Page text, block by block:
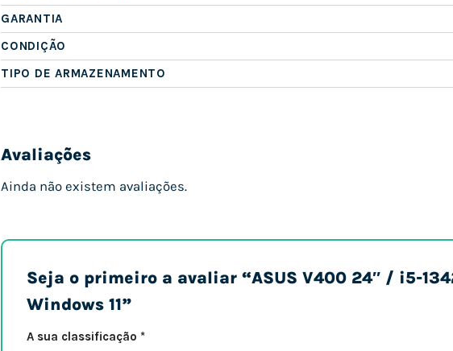
GARANTIA
CONDIÇÃO
TIPO DE ARMAZENAMENTO
Avaliações
Ainda não existem avaliações.
Seja o primeiro a avaliar “ASUS V400 24″ / i5-
Windows 11”
A sua classificação *